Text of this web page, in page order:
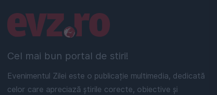
Cel mai bun portal de stiri!
Evenimentul Zilei este o publicație multimedia, dedicată
celor care apreciază știrile corecte, obiective și
Linkuri utile